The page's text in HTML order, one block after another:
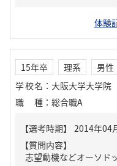
体験
15年卒 理系
男性
学校名 ： 大阪大学大学院
職種 ： 総合職A
【質問内容】
志望動機などオーソド